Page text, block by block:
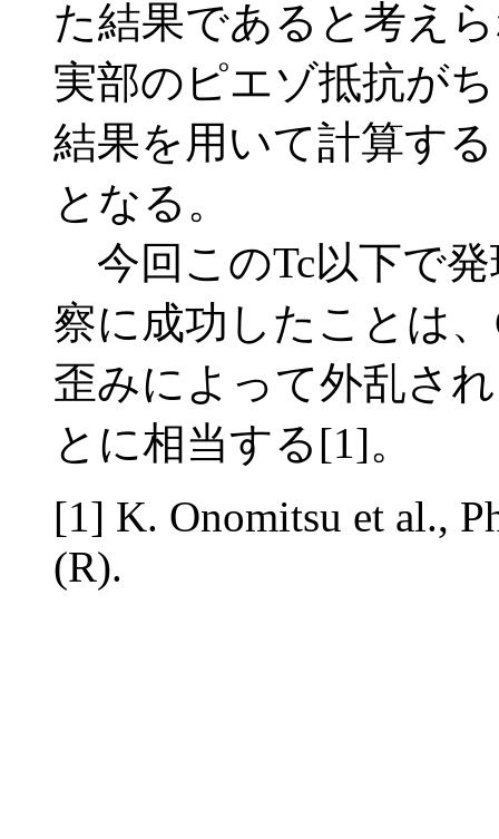
た結果であると考え
実部のピエゾ抵抗が
結果を用いて計算す
となる。
今回このTc以下で
察に成功したことは
歪みによって外乱さ
とに相当する[1]。
[1] K. Onomitsu et al.,
(R).